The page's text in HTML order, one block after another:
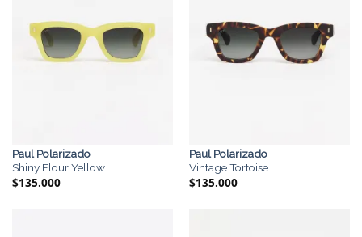
Paul Polarizado
Shiny Flour Yellow
$135.000
Paul Polarizado
Vintage Tortoise
$135.000